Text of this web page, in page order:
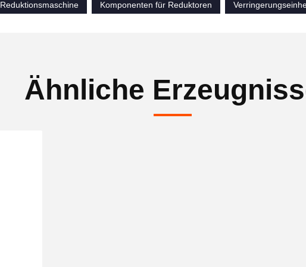
Reduktionsmaschine
Komponenten für Reduktoren
Ähnliche